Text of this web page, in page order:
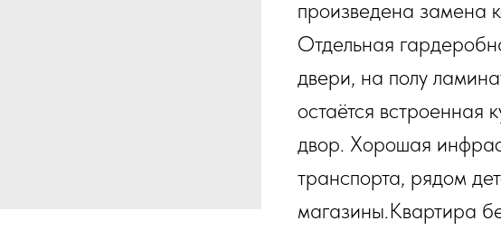
произведена замена
Отдельная
двери, на полу
остаётся встроенная
двор. Хорошая
транспорта, рядом
магазины.Квартира